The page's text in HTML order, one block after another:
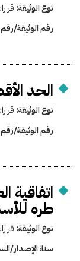
نوع الوثيقة:
رقم الوثيقة/
الحد
نوع الوثيقة:
رقم الوثيقة/
اتفاقية
طره
نوع الوثيقة:
سنة الإصدار/